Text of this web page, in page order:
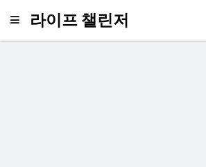
라이프 챌린저